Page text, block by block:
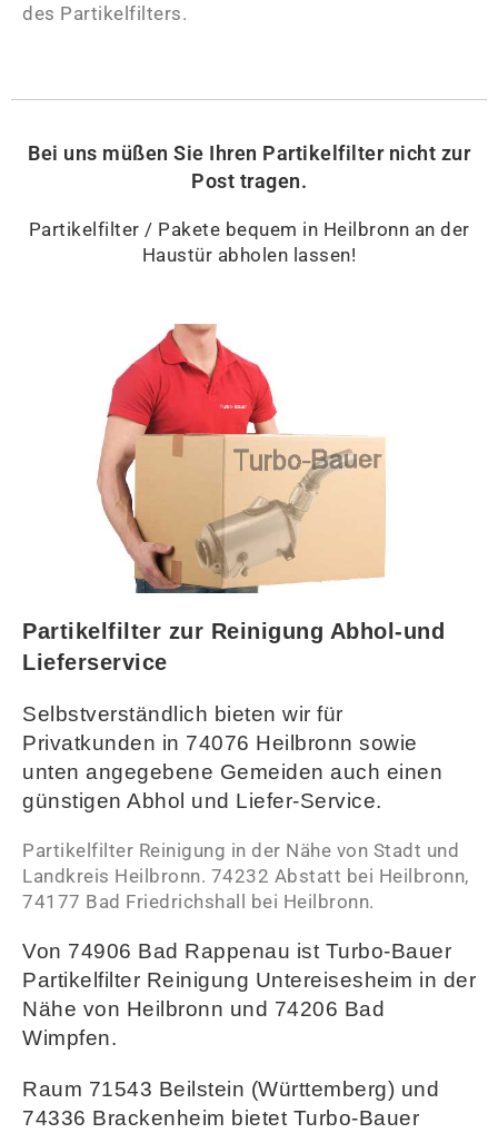
des Partikelfilters.
Bei uns müßen Sie Ihren Partikelfilter nicht zur
Post tragen.
Partikelfilter / Pakete bequem in Heilbronn an der
Haustür abholen lassen!
Partikelfilter zur Reinigung Abhol-und
Lieferservice
Selbstverständlich bieten wir für
Privatkunden in 74076 Heilbronn sowie
unten angegebene Gemeiden auch einen
günstigen Abhol und Liefer-Service.
Partikelfilter Reinigung in der Nähe von Stadt und
Landkreis Heilbronn. 74232 Abstatt bei Heilbronn,
74177 Bad Friedrichshall bei Heilbronn.
Von 74906 Bad Rappenau ist Turbo-Bauer
Partikelfilter Reinigung Untereisesheim in der
Nähe von Heilbronn und 74206 Bad
Wimpfen.
Raum 71543 Beilstein (Württemberg) und
74336 Brackenheim bietet Turbo-Bauer